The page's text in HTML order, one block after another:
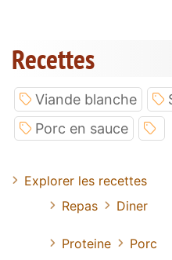
Recettes
Viande blanche
Porc en sauce
Explorer les recettes
Repas
Diner
Proteine Porc